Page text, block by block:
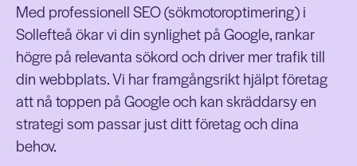
Med professionell SEO (sökmotoroptimering) i
Sollefteå ökar vi din synlighet på Google, rankar
högre på relevanta sökord och driver mer trafik till
din webbplats. Vi har framgångsrikt hjälpt företag
att nå toppen på Google och kan skräddarsy en
strategi som passar just ditt företag och dina
behov.